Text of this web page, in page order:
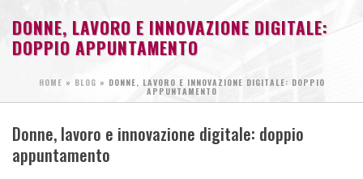
DONNE, LAVORO E INNOVAZIONE DIGITALE:
DOPPIO APPUNTAMENTO
HOME » BLOG » DONNE, LAVORO E INNOVAZIONE DIGITALE: DOPPIO
APPUNTAMENTO
Donne, lavoro e innovazione digitale: doppio
appuntamento